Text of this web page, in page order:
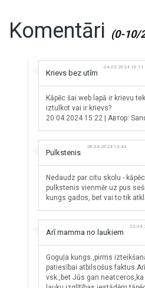
Komentāri (0-10/
Krievs bez utīm
04.05.2024 16:11
Kāpēc šai web lapā ir krievu
iztulkot vai ir krievs?
20.04.2024 15:22 | Автор:
Pulkstenis
28.04.2024 13:43
Nedaudz par citu skolu -
pulkstenis vienmēr uz pus
kungs gados, bet vai to tik
Arī mamma no laukiem
Goguļa kungs ,pirms
patiesībai atbilsošus
vsk.,bet Jūs gan